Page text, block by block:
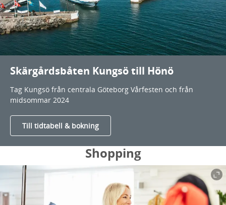
Skärgårdsbåten Kungsö till Hönö
Tag Kungsö från centrala Göteborg Vårfesten och från
midsommar 2024
Till tidtabell & bokning
Shopping